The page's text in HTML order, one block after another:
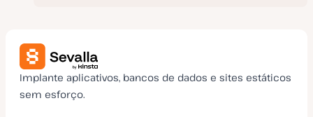
Implante aplicativos, bancos de dados e sites estáticos
sem esforço.